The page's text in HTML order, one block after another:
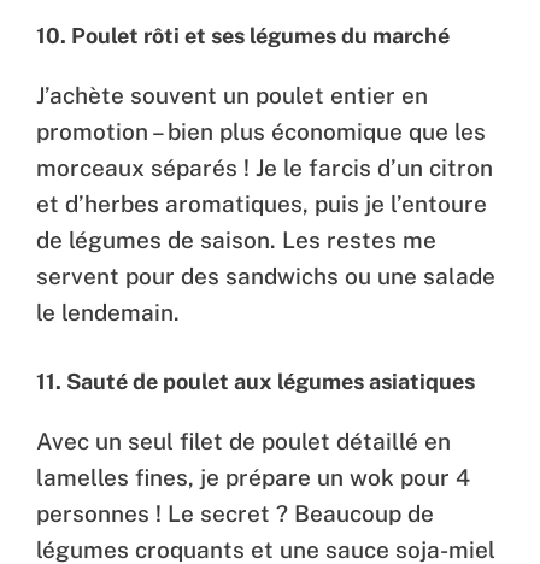
10. Poulet rôti et ses légumes du marché
J’achète souvent un poulet entier en
promotion – bien plus économique que les
morceaux séparés ! Je le farcis d’un citron
et d’herbes aromatiques, puis je l’entoure
de légumes de saison. Les restes me
servent pour des sandwichs ou une salade
le lendemain.
11. Sauté de poulet aux légumes asiatiques
Avec un seul filet de poulet détaillé en
lamelles fines, je prépare un wok pour 4
personnes ! Le secret ? Beaucoup de
légumes croquants et une sauce soja-miel